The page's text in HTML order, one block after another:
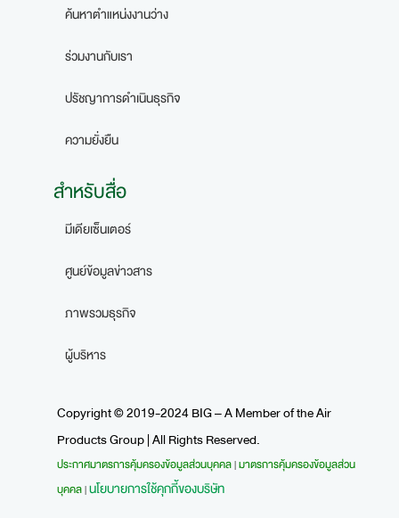
ค้นหาตำแหน่งงานว่าง
ร่วมงานกับเรา
ปรัชญาการดำเนินธุรกิจ
ความยั่งยืน
สำหรับสื่อ
มีเดียเซ็นเตอร์
ศูนย์ข้อมูลข่าวสาร
ภาพรวมธุรกิจ
ผู้บริหาร
Copyright © 2019-2024 BIG – A Member of the Air
Products Group | All Rights Reserved.
ประกาศมาตรการคุ้มครองข้อมูลส่วนบุคคล|มาตรการคุ้มครองข้อมูลส่วน
บุคคล|นโยบายการใช้คุกกี้ของบริษัท